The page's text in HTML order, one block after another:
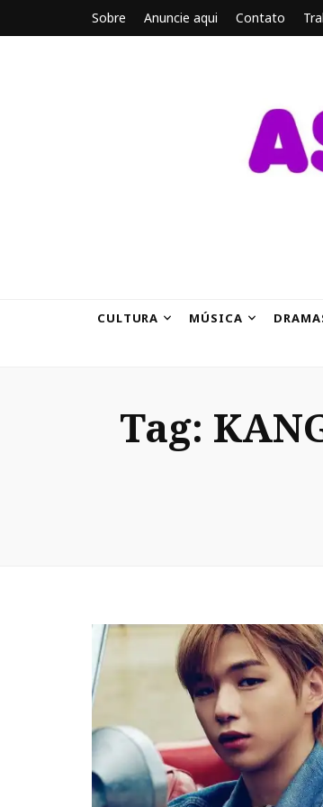
Sobre Anuncie aqui Contato
CULTURA MÚSICA
Tag: